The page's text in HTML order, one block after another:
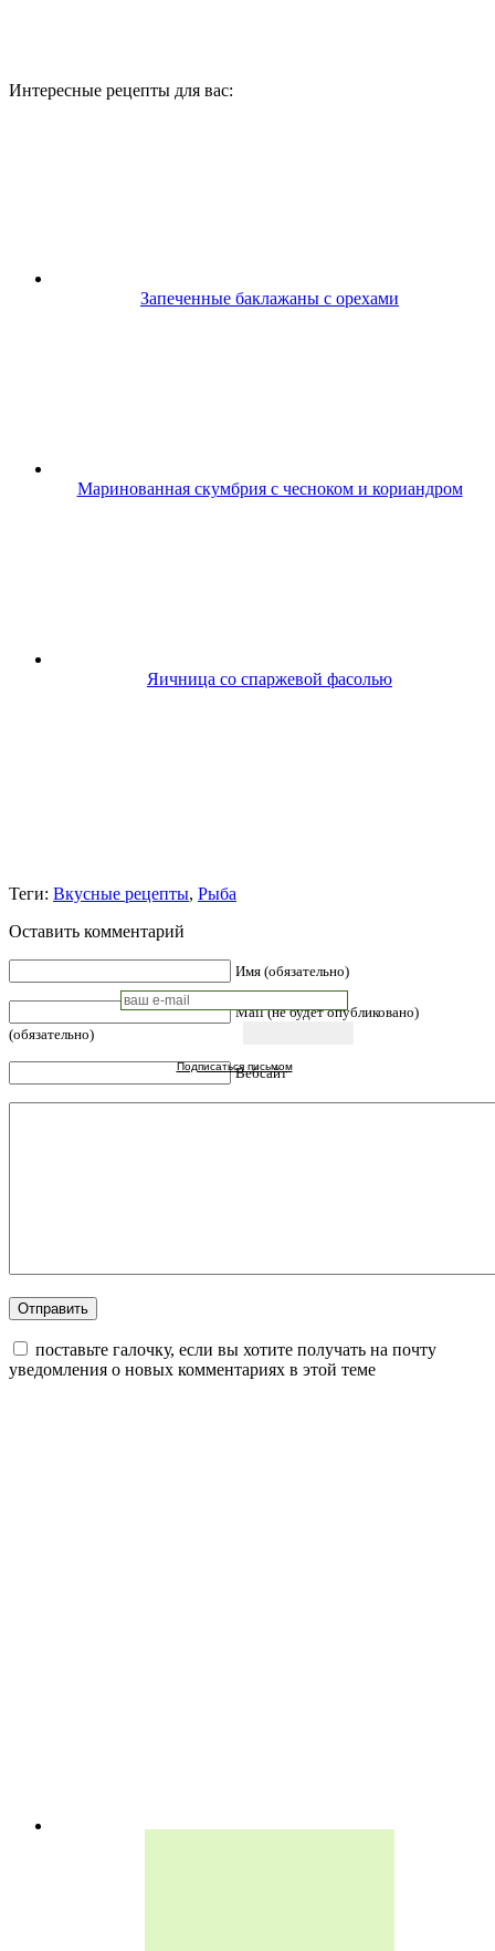
Интересные рецепты для вас:
Запеченные баклажаны с орехами
Маринованная скумбрия с чесноком и кориандром
Яичница со спаржевой фасолью
Подписаться письмом
Теги: Вкусные рецепты, Рыба
Оставить комментарий
Имя (обязательно)
Mail (не будет опубликовано)
(обязательно)
Вебсайт
поставьте галочку, если вы хотите получать на почту
уведомления о новых комментариях в этой теме